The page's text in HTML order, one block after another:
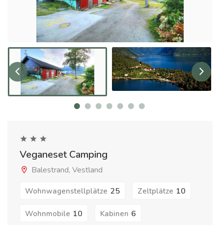
Veganeset Camping
Balestrand, Vestland
Wohnwagenstellplätze 25 Zeltplätze 10
Wohnmobile 10 Kabinen 6